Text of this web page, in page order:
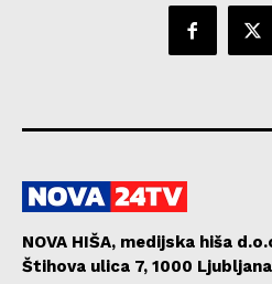
NOVA HIŠA, medijska hiša
Štihova ulica 7, 1000 Ljubljana